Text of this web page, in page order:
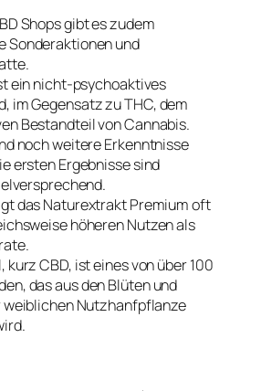
Shops gibt es zudem
Sonderaktionen und
ein nicht-psychoaktives
im Gegensatz zu THC, dem
Bestandteil von Cannabis.
noch weitere Erkenntnisse
ersten Ergebnisse sind
das Naturextrakt Premium oft
höheren Nutzen als
kurz CBD, ist eines von über 100
das aus den Blüten und
weiblichen Nutzhanfpflanze